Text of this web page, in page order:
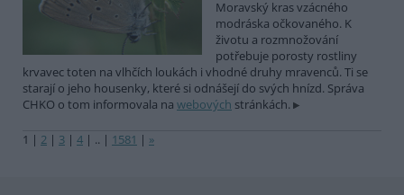
Moravský kras vzácného
modráska očkovaného. K
životu a rozmnožování
potřebuje porosty rostliny
krvavec toten na vlhčích loukách i vhodné druhy mravenců. Ti se
starají o jeho housenky, které si odnášejí do svých hnízd. Správa
CHKO o tom informovala na webových stránkách.
1 | 2 | 3 | 4 | .. | 1581 | »